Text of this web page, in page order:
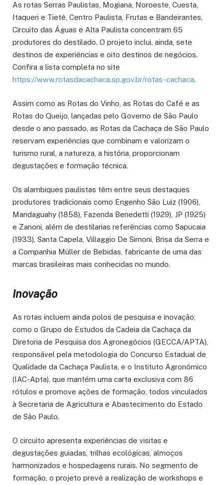
As rotas Serras Paulistas, Mogiana, Noroeste, Cuesta,
Itaqueri e Tietê, Centro Paulista, Frutas e Bandeirantes,
Circuito das Águas e Alta Paulista concentram 65
produtores do destilado. O projeto inclui, ainda, sete
destinos de experiências e oito destinos de negócios.
Confira a lista completa no site
https://www.rotasdacachaca.sp.gov.br/rotas-cachaca.
Assim como as Rotas do Vinho, as Rotas do Café e as
Rotas do Queijo, lançadas pelo Governo de São Paulo
desde o ano passado, as Rotas da Cachaça de São Paulo
reservam experiências que combinam e valorizam o
turismo rural, a natureza, a história, proporcionam
degustações e formação técnica.
Os alambiques paulistas têm entre seus destaques
produtores tradicionais como Engenho São Luiz (1906),
Mandaguahy (1858), Fazenda Benedetti (1929), JP (1925)
e Zanoni, além de destilarias referências como Sapucaia
(1933), Santa Capela, Villaggio De Simoni, Brisa da Serra e
a Companhia Müller de Bebidas, fabricante de uma das
marcas brasileiras mais conhecidas no mundo.
Inovação
As rotas incluem ainda polos de pesquisa e inovação,
como o Grupo de Estudos da Cadeia da Cachaça da
Diretoria de Pesquisa dos Agronegócios (GECCA/APTA),
responsável pela metodologia do Concurso Estadual de
Qualidade da Cachaça Paulista, e o Instituto Agronômico
(IAC-Apta), que mantém uma carta exclusiva com 86
rótulos e promove ações de formação, todos vinculados
à Secretaria de Agricultura e Abastecimento do Estado
de São Paulo.
O circuito apresenta experiências de visitas e
degustações guiadas, trilhas ecológicas, almoços
harmonizados e hospedagens rurais. No segmento de
formação, o projeto prevê a realização de workshops e